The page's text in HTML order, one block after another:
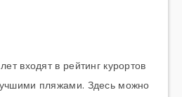
входят в рейтинг курортов
пляжами. Здесь можно